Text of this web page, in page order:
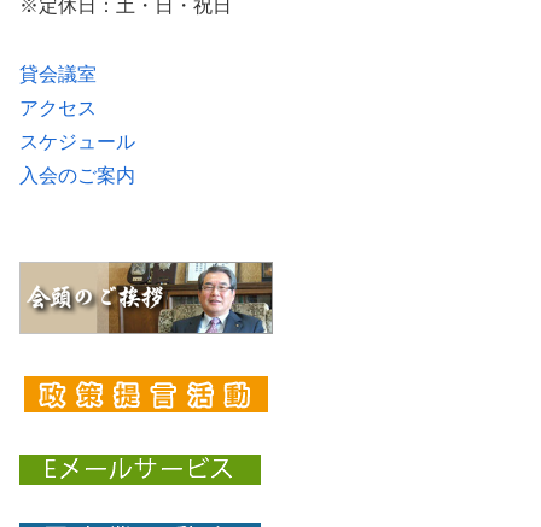
※定休日：土・日・祝日
貸会議室
アクセス
スケジュール
入会のご案内